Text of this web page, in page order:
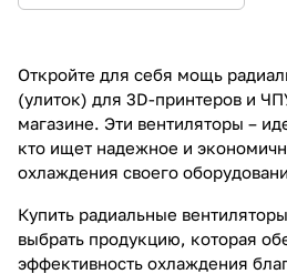
Откройте для себя мощь
(улиток) для 3D-принтеров и
магазине. Эти вентиляторы –
кто ищет надежное и
охлаждения своего
Купить радиальные
выбрать продукцию, которая
эффективность охлаждения